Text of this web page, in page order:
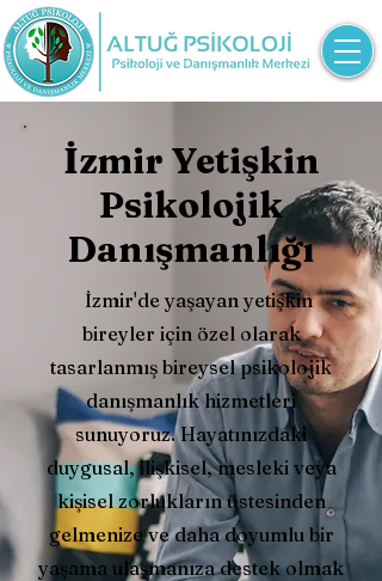
İzmir Yetişkin
Psikolojik
Danışmanlığı
İzmir'de yaşayan yetişkin
bireyler için özel olarak
tasarlanmış bireysel psikolojik
danışmanlık hizmetleri
sunuyoruz. Hayatınızdaki
duygusal, ilişkisel, mesleki veya
kişisel zorlukların üstesinden
gelmenize ve daha doyumlu bir
yaşama ulaşmanıza destek olmak